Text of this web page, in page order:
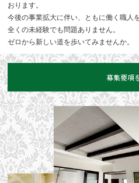
おります。
今後の事業拡大に伴い、ともに働く職人
全くの未経験でも問題ありません。
ゼロから新しい道を歩いてみませんか。
募集要項